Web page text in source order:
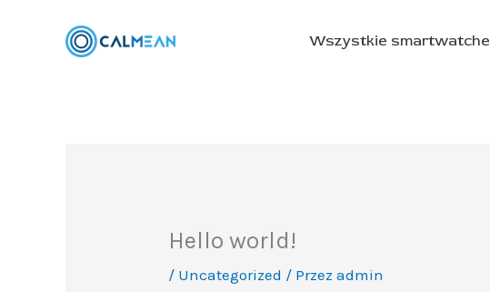
Wszystkie smartwatche
Hello world!
/ Uncategorized / Przezadmin